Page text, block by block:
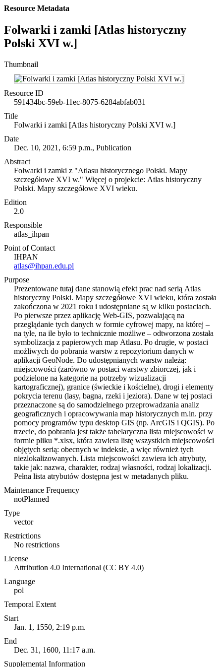
Resource Metadata
Folwarki i zamki [Atlas historyczny
Polski XVI w.]
Thumbnail
Resource ID
591434bc-59eb-11ec-8075-6284abfab031
Title
Folwarki i zamki [Atlas historyczny Polski XVI w.]
Date
Dec. 10, 2021, 6:59 p.m., Publication
Abstract
Folwarki i zamki z "Atlasu historycznego Polski. Mapy
szczegółowe XVI w." Więcej o projekcie: Atlas historyczny
Polski. Mapy szczegółowe XVI wieku.
Edition
2.0
Responsible
atlas_ihpan
Point of Contact
IHPAN
atlas@ihpan.edu.pl
Purpose
Prezentowane tutaj dane stanowią efekt prac nad serią Atlas
historyczny Polski. Mapy szczegółowe XVI wieku, która została
zakończona w 2021 roku i udostępniane są w kilku postaciach.
Po pierwsze przez aplikację Web-GIS, pozwalającą na
przeglądanie tych danych w formie cyfrowej mapy, na której –
na tyle, na ile było to technicznie możliwe – odtworzona została
symbolizacja z papierowych map Atlasu. Po drugie, w postaci
możliwych do pobrania warstw z repozytorium danych w
aplikacji GeoNode. Do udostępnianych warstw należą:
miejscowości (zarówno w postaci warstwy zbiorczej, jak i
podzielone na kategorie na potrzeby wizualizacji
kartograficznej), granice (świeckie i kościelne), drogi i elementy
pokrycia terenu (lasy, bagna, rzeki i jeziora). Dane w tej postaci
przeznaczone są do samodzielnego przeprowadzania analiz
geograficznych i opracowywania map historycznych m.in. przy
pomocy programów typu desktop GIS (np. ArcGIS i QGIS). Po
trzecie, do pobrania jest także tabelaryczna lista miejscowości w
formie pliku *.xlsx, która zawiera listę wszystkich miejscowości
objętych serią: obecnych w indeksie, a więc również tych
niezlokalizowanych. Lista miejscowości zawiera ich atrybuty,
takie jak: nazwa, charakter, rodzaj własności, rodzaj lokalizacji.
Pełna lista atrybutów dostępna jest w metadanych pliku.
Maintenance Frequency
notPlanned
Type
vector
Restrictions
No restrictions
License
Attribution 4.0 International (CC BY 4.0)
Language
pol
Temporal Extent
Start
Jan. 1, 1550, 2:19 p.m.
End
Dec. 31, 1600, 11:17 a.m.
Supplemental Information